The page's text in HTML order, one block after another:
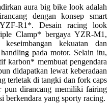
aura big bike look adalah
dengan konsep smart
R1*. Desain racing look
Clamp* bergaya YZR-M1,
kekuatan dan
pada motor. Selain itu,
karbon* membuat pengendara
didapatkan lewat keberadaan
terletak di tangki dan fork caps
dirancang memiliki fairing
berkendara yang sporty racing.